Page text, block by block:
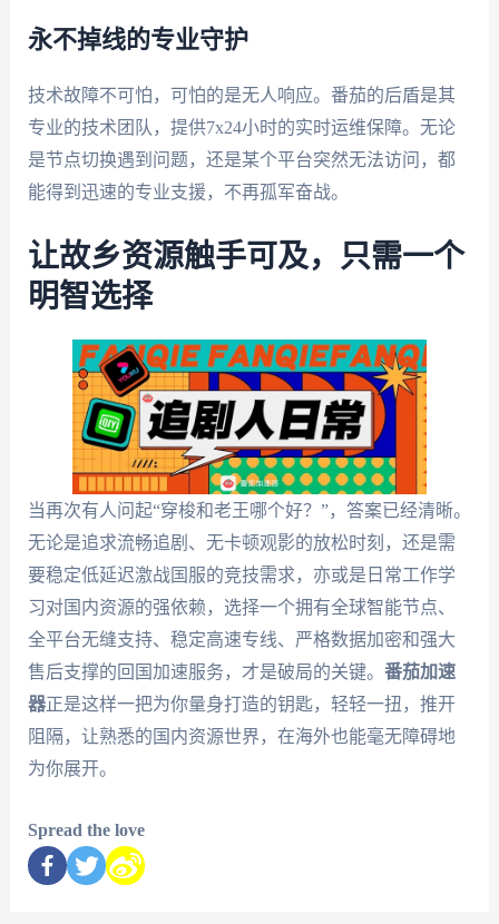
永不掉线的专业守护
技术故障不可怕，可怕的是无人响应。番茄的后盾是其
专业的技术团队，提供7x24小时的实时运维保障。无论
是节点切换遇到问题，还是某个平台突然无法访问，都
能得到迅速的专业支援，不再孤军奋战。
让故乡资源触手可及，只需一个
明智选择
当再次有人问起“穿梭和老王哪个好？”，答案已经清晰。
无论是追求流畅追剧、无卡顿观影的放松时刻，还是需
要稳定低延迟激战国服的竞技需求，亦或是日常工作学
习对国内资源的强依赖，选择一个拥有全球智能节点、
全平台无缝支持、稳定高速专线、严格数据加密和强大
售后支撑的回国加速服务，才是破局的关键。 番茄加速
器正是这样一把为你量身打造的钥匙，轻轻一扭，推开
阻隔，让熟悉的国内资源世界，在海外也能毫无障碍地
为你展开。
Spread the love